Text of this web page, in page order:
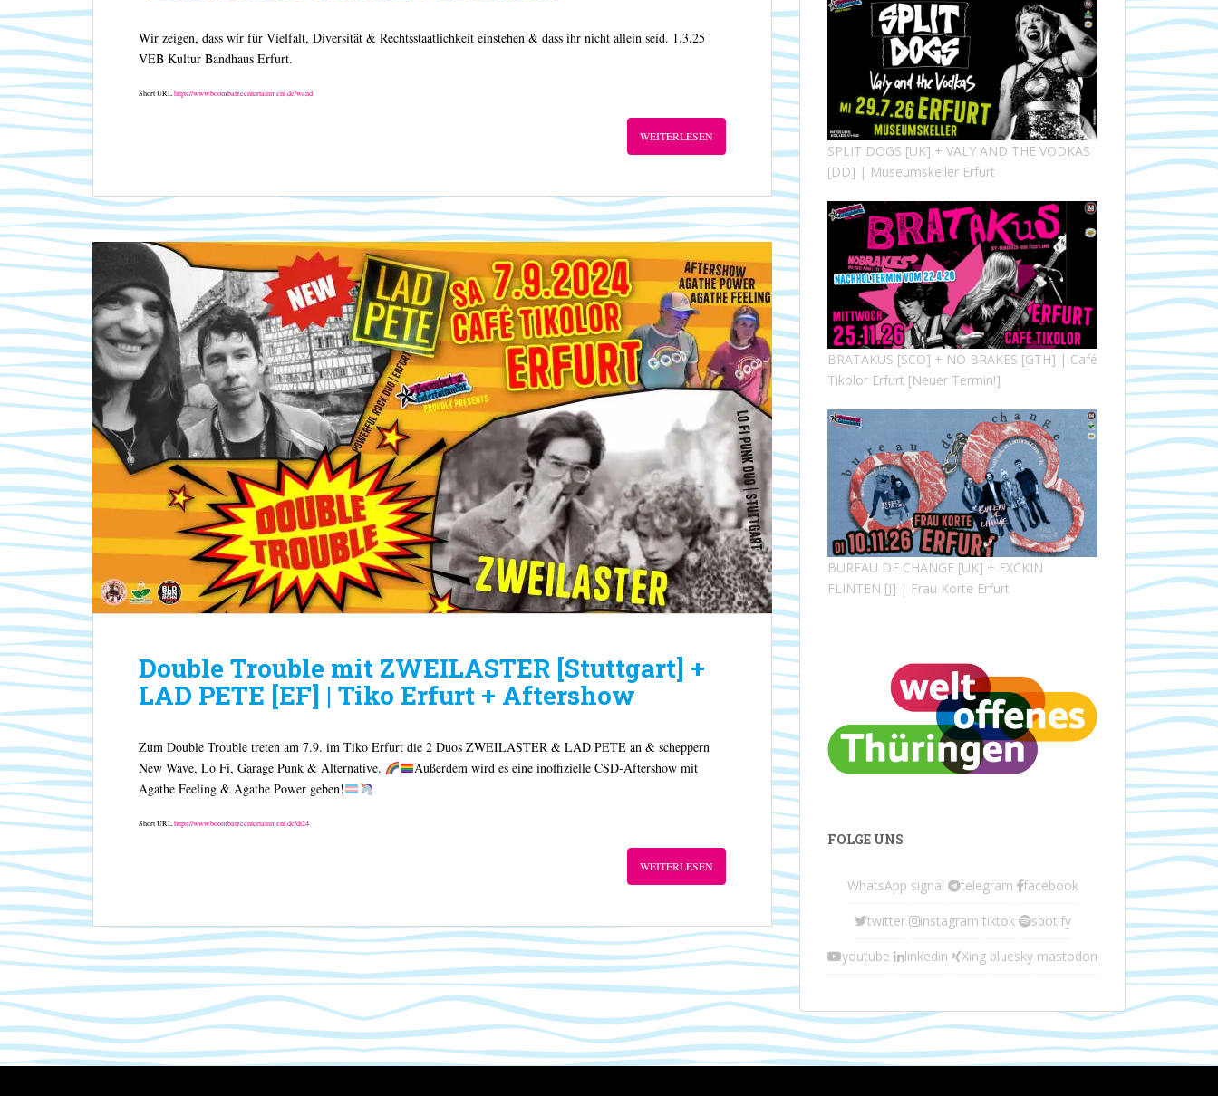
Wir zeigen, dass wir für Vielfalt, Diversität & Rechtsstaatlichkeit einstehen & dass ihr nicht allein seid. 1.3.25
VEB Kultur Bandhaus Erfurt.
Short URLhttps://www.boombatzeentertainment.de/wand
WEITERLESEN
Double Trouble mit ZWEILASTER [Stuttgart] +
LAD PETE [EF] | Tiko Erfurt + Aftershow
Zum Double Trouble treten am 7.9. im Tiko Erfurt die 2 Duos ZWEILASTER & LAD PETE an & scheppern
New Wave, Lo Fi, Garage Punk & Alternative.
Außerdem wird es eine inoffizielle CSD-Aftershow mit
Agathe Feeling & Agathe Power geben!
Short URLhttps://www.boombatzeentertainment.de/dt24
WEITERLESEN
SPLIT DOGS [UK] + VALY AND THE VODKAS
[DD] | Museumskeller Erfurt
BRATAKUS [SCO] + NO BRAKES [GTH] | Café
Tikolor Erfurt [Neuer Termin!]
BUREAU DE CHANGE [UK] + FXCKIN
FLINTEN [J] | Frau Korte Erfurt
FOLGE UNS
WhatsApp signal telegram facebook
twitter instagram tiktok spotify
youtube linkedin Xing bluesky mastodon